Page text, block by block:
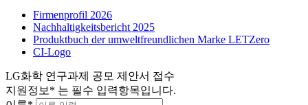
Firmenprofil 2026
Nachhaltigkeitsbericht 2025
Produktbuch der umweltfreundlichen Marke LETZero
CI-Logo
LG화학 연구과제 공모 제안서 접수
지원정보 * 는 필수 입력항목입니다.